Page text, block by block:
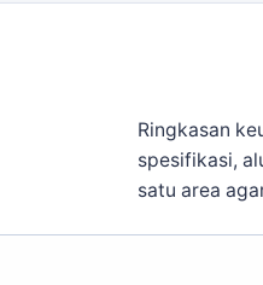
custom balon dancer
harga serta saran
Ringkasan
spesifikasi,
satu area